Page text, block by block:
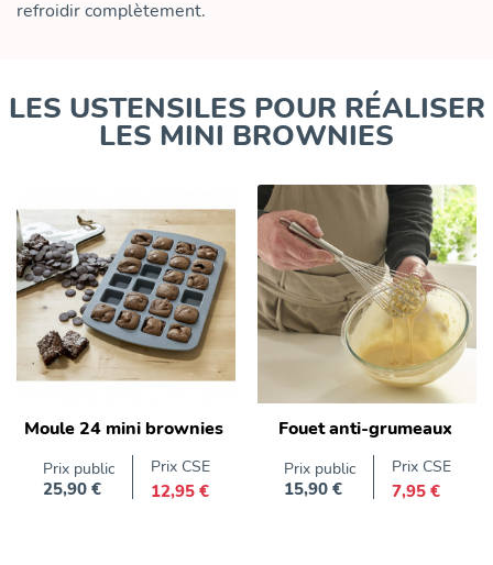
refroidir complètement.
LES USTENSILES POUR RÉALISER
LES MINI BROWNIES
Moule 24 mini brownies
Prix public
Prix
25,90 €
Prix CSE
12,95 €
Fouet anti-grumeaux
Prix public
Prix
15,90 €
Prix CSE
7,95 €